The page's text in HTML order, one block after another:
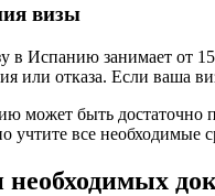
визы
Испанию занимает от
или отказа. Если ваша
быть достаточно
все